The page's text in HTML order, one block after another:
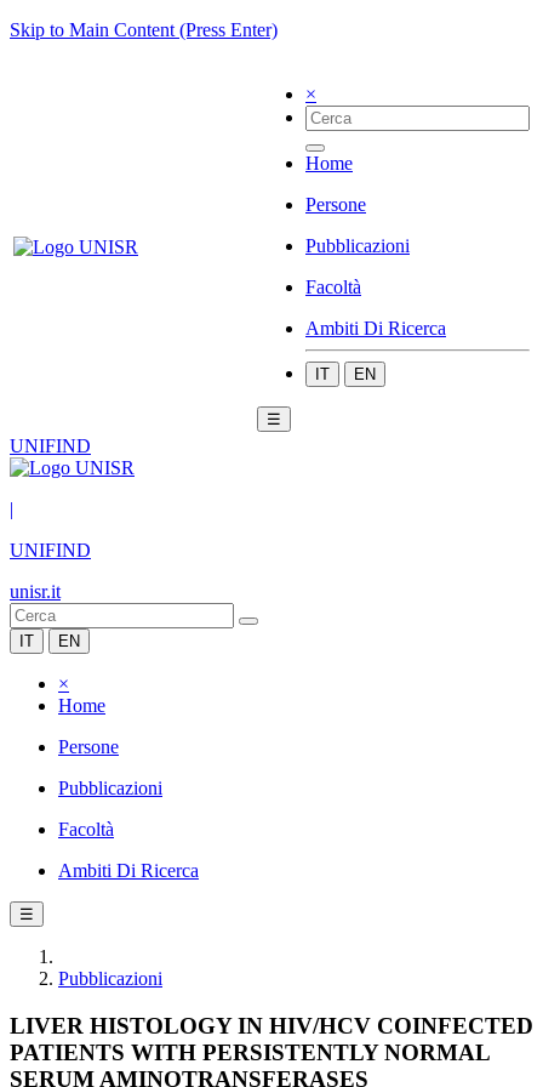
Skip to Main Content (Press Enter)
×
Home
Persone
Pubblicazioni
Facoltà
Ambiti Di Ricerca
IT EN
☰
UNIFIND
|
UNIFIND
unisr.it
IT EN
×
Home
Persone
Pubblicazioni
Facoltà
Ambiti Di Ricerca
☰
Pubblicazioni
LIVER HISTOLOGY IN HIV/HCV COINFECTED
PATIENTS WITH PERSISTENTLY NORMAL
SERUM AMINOTRANSFERASES